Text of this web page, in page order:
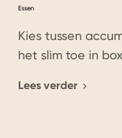
Kies tussen
het slim toe in
Lees verder